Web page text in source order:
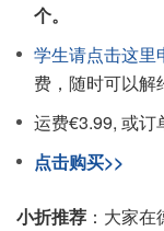
个。
学生请点击这里
费，随时可以解
运费€3.99, 或订
点击购买>>
小折推荐 ：大家